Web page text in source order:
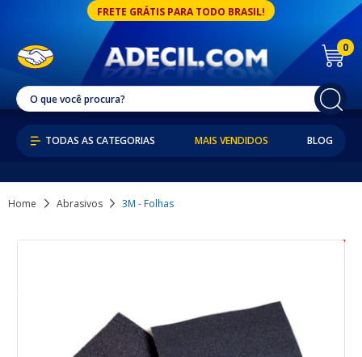
FRETE GRÁTIS PARA TODO BRASIL!
0
MAIS VENDIDOS BLOG
Home Abrasivos 3M - Folhas